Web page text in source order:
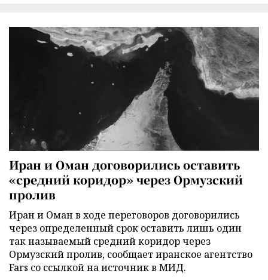
Иран и Оман договорились оставить
«средний коридор» через Ормузский
пролив
Иран и Оман в ходе переговоров договорились
через определенный срок оставить лишь один
так называемый средний коридор через
Ормузский пролив, сообщает иранское агентство
Fars со ссылкой на источник в МИД.